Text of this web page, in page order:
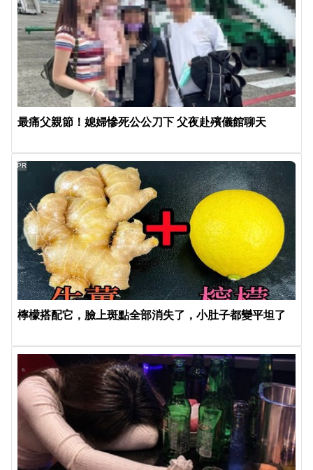
最痛父親節！媳婦慘死公公刀下 父夜赴殯儀館聊天
檸檬搭配它，臉上斑點全部消失了，小肚子都變平坦了
PR